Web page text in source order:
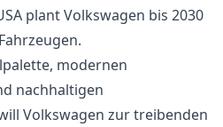
plant Volkswagen bis 2030
modernen
nachhaltigen
Volkswagen zur treibenden